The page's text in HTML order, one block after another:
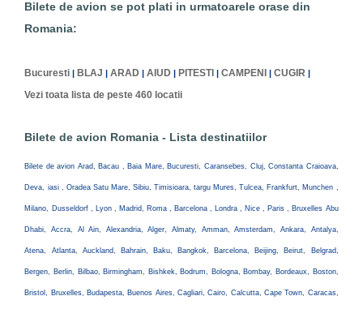
Bilete de avion se pot plati in urmatoarele orase din
Romania:
Bucuresti BLAJ |ARAD |AIUD PITESTI |CAMPENI |CUGIR
Vezi toata lista de peste 460 locatii
Bilete de avion Romania - Lista destinatiilor
Bilete de avion Arad, Bacau , Baia Mare, Bucuresti, Caransebes, Cluj, Constanta Craioava,
Deva, iasi , Oradea Satu Mare, Sibiu, Timisioara, targu Mures, Tulcea, Frankfurt, Munchen ,
Milano, Dusseldorf , Lyon , Madrid, Roma , Barcelona , Londra , Nice , Paris , Bruxelles Abu
Dhabi, Accra, Al Ain, Alexandria, Alger, Almaty, Amman, Amsterdam, Ankara, Antalya,
Atena, Atlanta, Auckland, Bahrain, Baku, Bangkok, Barcelona, Beijing, Beirut, Belgrad,
Bergen, Berlin, Bilbao, Birmingham, Bishkek, Bodrum, Bologna, Bombay, Bordeaux, Boston,
Bristol, Bruxelles, Budapesta, Buenos Aires, Cagliari, Cairo, Calcutta, Cape Town, Caracas,